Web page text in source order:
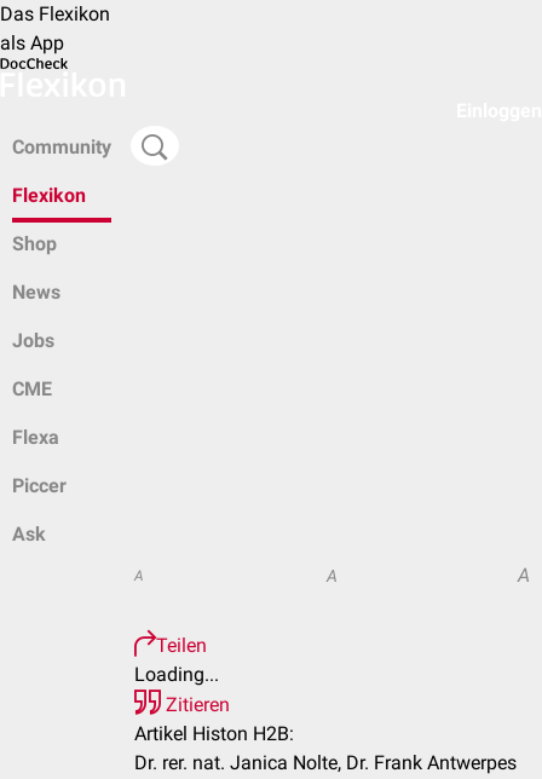
Das Flexikon
als App
Community
Flexikon
Shop
News
Jobs
CME
Flexa
Piccer
Ask
A A A
Teilen
Loading...
Zitieren
Artikel Histon H2B:
Dr. rer. nat. Janica Nolte, Dr. Frank Antwerpes